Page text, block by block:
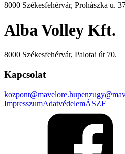
8000 Székesfehérvár, Prohászka u.
Alba Volley Kft.
8000 Székesfehérvár, Palotai út 70.
Kapcsolat
kozpont@mavelore.hu
ImpresszumAdatvédelemÁSZF